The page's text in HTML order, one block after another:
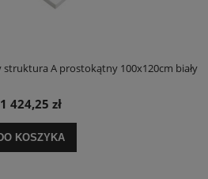
A prostokątny 100x120cm biały
1 424,25 zł
KOSZYKA